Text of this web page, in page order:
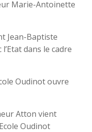
Marie-Antoinette
Jean-Baptiste
dans le cadre
Oudinot ouvre
Atton vient
Oudinot